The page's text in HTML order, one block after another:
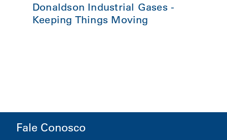
Donaldson Industrial Gases -
Keeping Things Moving
Fale Conosco